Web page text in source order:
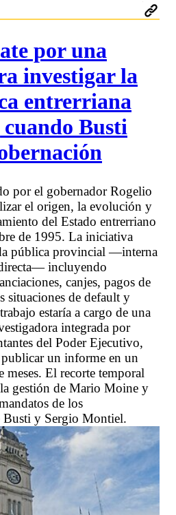
por una
investigar la
entrerriana
cuando Busti
por el gobernador Rogelio
el origen, la evolución y
del Estado entrerriano
de 1995. La iniciativa
pública provincial —interna
incluyendo
canjes, pagos de
situaciones de default y
estaría a cargo de una
integrada por
del Poder Ejecutivo,
un informe en un
El recorte temporal
gestión de Mario Moine y
de los
Busti y Sergio Montiel.